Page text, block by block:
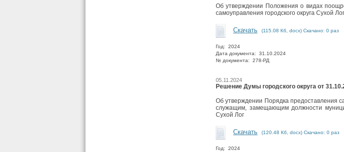
Об утверждении Положения о видах
самоуправления городского округа Сухой
Скачать (115.08 Кб, docx) Скачано: 0 раз
Год: 2024
Дата документа: 31.10.2024
№ документа: 278-РД
05.11.2024
Решение Думы городского округа от
Об утверждении Порядка предоставления
служащим, замещающим должности
Сухой Лог
Скачать (120.48 Кб, docx) Скачано: 0 раз
Год: 2024